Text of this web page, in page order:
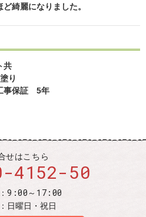
綺麗になりました。
共
塗り
事保証 5年
せはこちら
4152-50
9:00～17:00
日曜日・祝日